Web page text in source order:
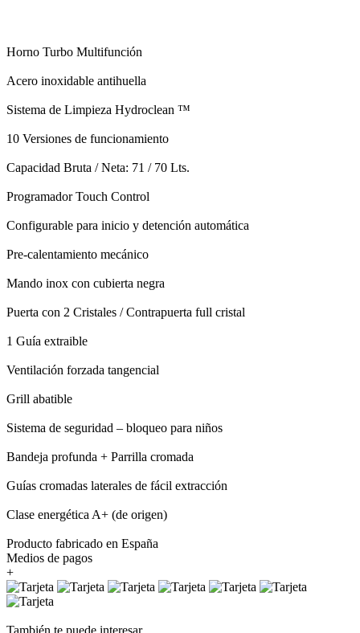
Horno Turbo Multifunción
Acero inoxidable antihuella
Sistema de Limpieza Hydroclean ™
10 Versiones de funcionamiento
Capacidad Bruta / Neta: 71 / 70 Lts.
Programador Touch Control
Configurable para inicio y detención automática
Pre-calentamiento mecánico
Mando inox con cubierta negra
Puerta con 2 Cristales / Contrapuerta full cristal
1 Guía extraible
Ventilación forzada tangencial
Grill abatible
Sistema de seguridad – bloqueo para niños
Bandeja profunda + Parrilla cromada
Guías cromadas laterales de fácil extracción
Clase energética A+ (de origen)
Producto fabricado en España
Medios de pagos
+
También te puede interesar